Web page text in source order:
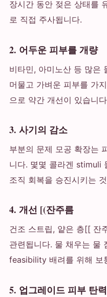
장시간 동안 젖은 상태를
로 직접 주사됩니다.
2. 어두운 피부를 개량
비타민, 아미노산 등 많은
머물고 가벼운 피부를 가
으로 약간 개선이 있습니
3. 사기의 감소
부분의 문제 모공 확장는
니다. 몇몇 콜라겐 stimuli
조직 회복을 승진시키는
4. 개선 [(잔주름
건조 스트립, 얕은 층[[ 잔
관련됩니다. 물 채우는 물
feasibility 배려를 위해 보
5. 업그레이드 피부 탄력